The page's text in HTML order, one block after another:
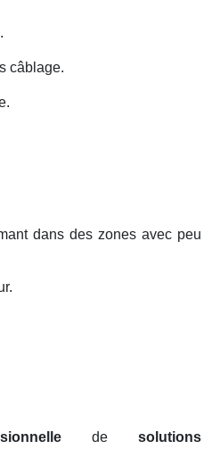
câblage.
dans des zones avec peu
de solutions